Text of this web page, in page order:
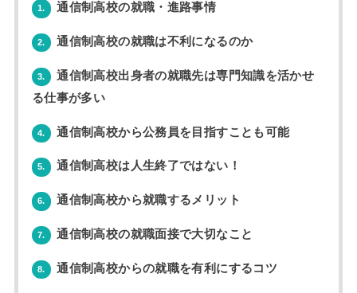
1. 通信制高校の就職・進路事情
2. 通信制高校の就職は不利になるのか
3.
通信制高校出身者の就職先は専門知識を活かせ
る仕事が多い
4. 通信制高校から公務員を目指すことも可能
5. 通信制高校は人生終了ではない！
6. 通信制高校から就職するメリット
7. 通信制高校の就職面接で大切なこと
8. 通信制高校からの就職を有利にするコツ